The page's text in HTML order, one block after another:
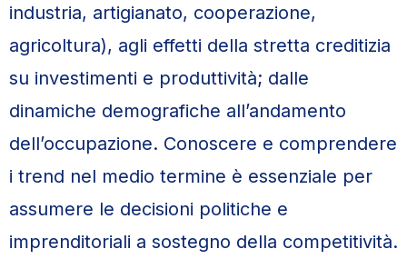
industria, artigianato, cooperazione,
agricoltura), agli effetti della stretta creditizia
su investimenti e produttività; dalle
dinamiche demografiche all’andamento
dell’occupazione. Conoscere e comprendere
i trend nel medio termine è essenziale per
assumere le decisioni politiche e
imprenditoriali a sostegno della competitività.